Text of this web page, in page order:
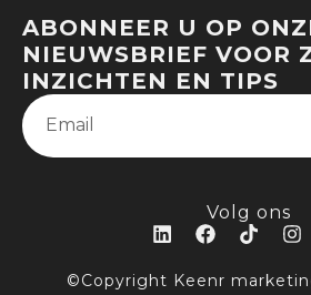
ABONNEER U OP
NIEUWSBRIEF VOOR
INZICHTEN EN TIPS
Volg ons
©Copyright Keenr